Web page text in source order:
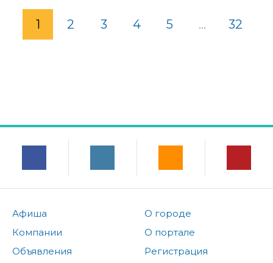
1 2 3 4 5 ... 32
Афиша
Компании
Объявления
О городе
О портале
Регистрация